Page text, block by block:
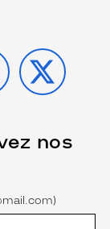
X
nos